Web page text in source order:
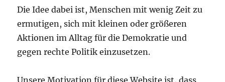
Die Idee dabei ist, Menschen mit wenig Zeit zu
ermutigen, sich mit kleinen oder größeren
Aktionen im Alltag für die Demokratie und
gegen rechte Politik einzusetzen.